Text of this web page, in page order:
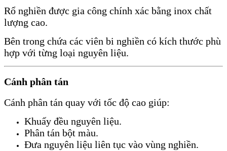
Rổ nghiền được gia công chính xác bằng inox chất
lượng cao.
Bên trong chứa các viên bi nghiền có kích thước phù
hợp với từng loại nguyên liệu.
Cánh phân tán
Cánh phân tán quay với tốc độ cao giúp:
Khuấy đều nguyên liệu.
Phân tán bột màu.
Đưa nguyên liệu liên tục vào vùng nghiền.